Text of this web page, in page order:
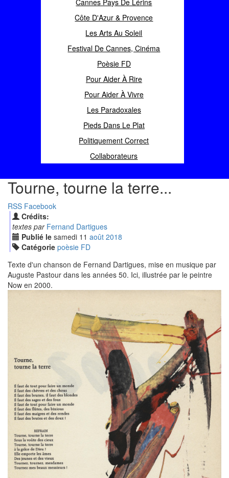
Cannes Pays De Lérins
Côte D'Azur & Provence
Les Arts Au Soleil
Festival De Cannes, Cinéma
Poèsie FD
Pour Aider À Rire
Pour Aider À Vivre
Les Paradoxales
Pieds Dans Le Plat
Politiquement Correct
Collaborateurs
Tourne, tourne la terre...
RSS Facebook
Crédits:
textes par Fernand Dartigues
Publié le samedi 11 août 2018
Catégorie poèsie FD
Texte d'un chanson de Fernand Dartigues, mise en musique par
Auguste Pastour dans les années 50. Ici, illustrée par le peintre
Now en 2000.